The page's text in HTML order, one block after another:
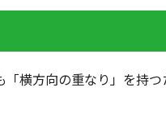
横方向の重なり」を持